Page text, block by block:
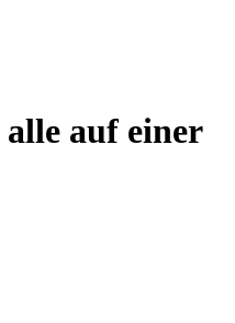
alle auf einer